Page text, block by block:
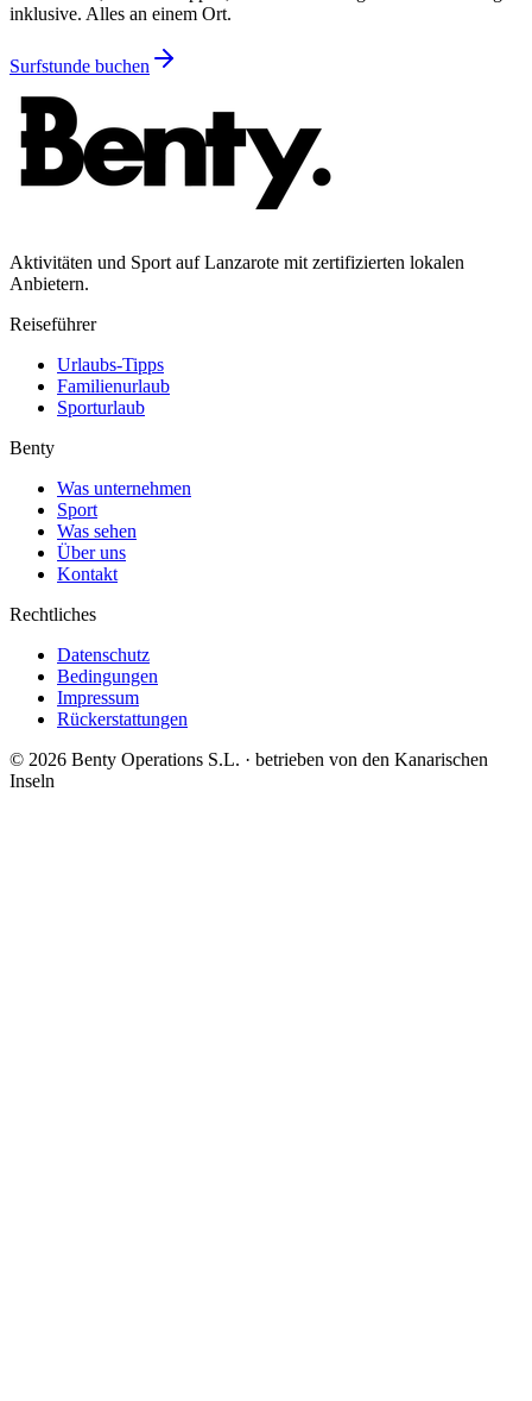
inklusive. Alles an einem Ort.
Surfstunde buchen
Aktivitäten und Sport auf Lanzarote mit zertifizierten lokalen
Anbietern.
Reiseführer
Urlaubs-Tipps
Familienurlaub
Sporturlaub
Benty
Was unternehmen
Sport
Was sehen
Über uns
Kontakt
Rechtliches
Datenschutz
Bedingungen
Impressum
Rückerstattungen
© 2026 Benty Operations S.L. · betrieben von den Kanarischen
Inseln